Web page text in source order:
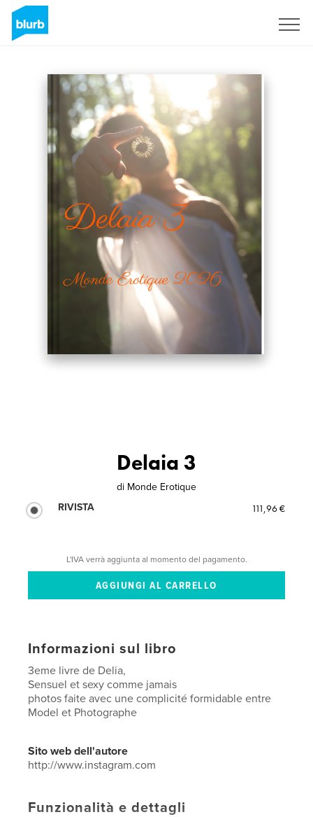
Delaia 3
di Monde Erotique
RIVISTA
111,96 €
L'IVA verrà aggiunta al momento del pagamento.
Informazioni sul libro
3eme livre de Delia,
Sensuel et sexy comme jamais
photos faite avec une complicité formidable entre
Model et Photographe
Sito web dell'autore
http://www.instagram.com
Funzionalità e dettagli